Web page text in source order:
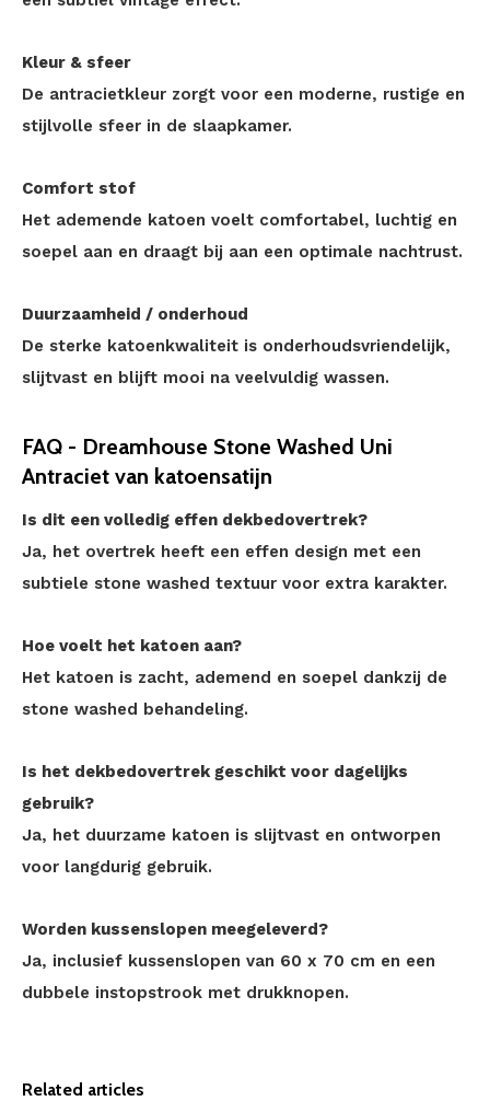
Kleur & sfeer
De antracietkleur zorgt voor een moderne, rustige en
stijlvolle sfeer in de slaapkamer.
Comfort stof
Het ademende katoen voelt comfortabel, luchtig en
soepel aan en draagt bij aan een optimale nachtrust.
Duurzaamheid / onderhoud
De sterke katoenkwaliteit is onderhoudsvriendelijk,
slijtvast en blijft mooi na veelvuldig wassen.
FAQ - Dreamhouse Stone Washed Uni
Antraciet van katoensatijn
Is dit een volledig effen dekbedovertrek?
Ja, het overtrek heeft een effen design met een
subtiele stone washed textuur voor extra karakter.
Hoe voelt het katoen aan?
Het katoen is zacht, ademend en soepel dankzij de
stone washed behandeling.
Is het dekbedovertrek geschikt voor dagelijks
gebruik?
Ja, het duurzame katoen is slijtvast en ontworpen
voor langdurig gebruik.
Worden kussenslopen meegeleverd?
Ja, inclusief kussenslopen van 60 x 70 cm en een
dubbele instopstrook met drukknopen.
Related articles